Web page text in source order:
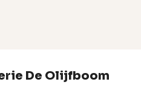
De Olijfboom